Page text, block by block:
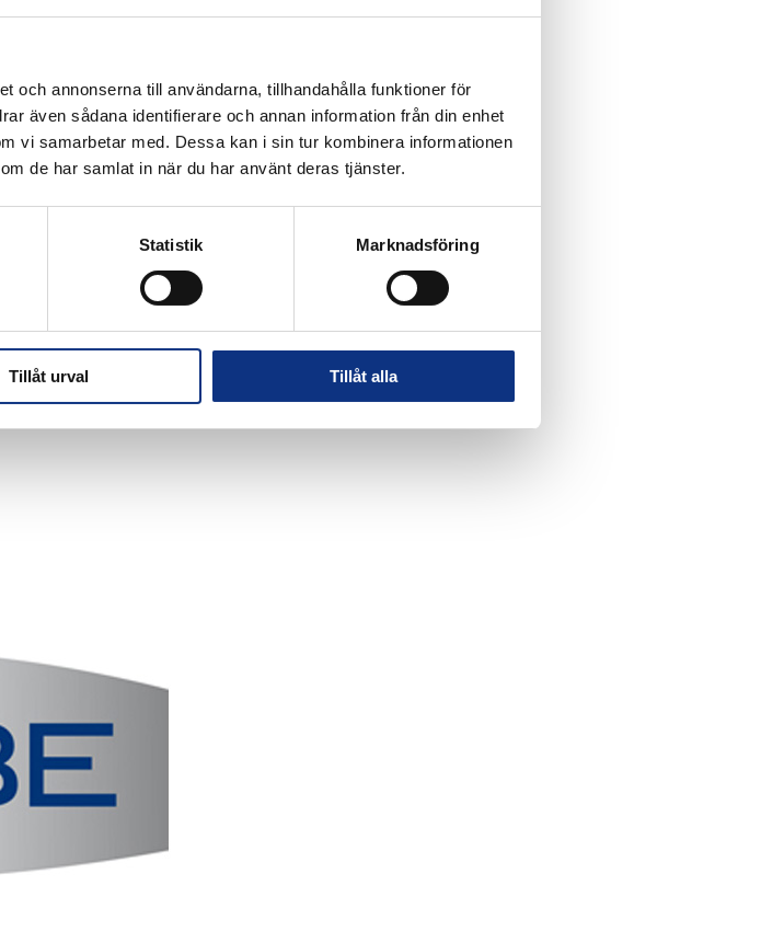
och annonserna till användarna, tillhandahålla funktioner för
även sådana identifierare och annan information från din enhet
vi samarbetar med. Dessa kan i sin tur kombinera informationen
de har samlat in när du har använt deras tjänster.
Statistik Marknadsföring
Tillåt urval Tillåt alla